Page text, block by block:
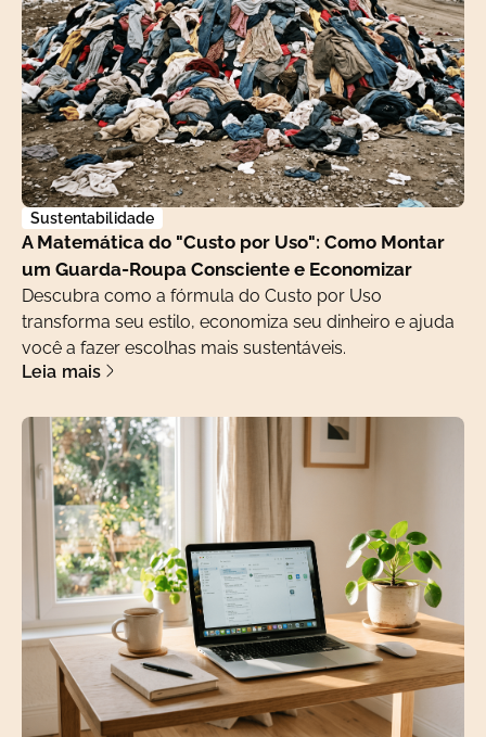
Sustentabilidade
A Matemática do "Custo por Uso": Como Montar
um Guarda-Roupa Consciente e Economizar
Descubra como a fórmula do Custo por Uso
transforma seu estilo, economiza seu dinheiro e ajuda
você a fazer escolhas mais sustentáveis.
Leia mais